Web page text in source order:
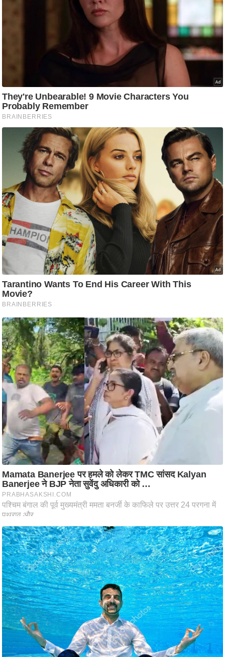
यि
मा
तृ
भू
स्तं
म
.
आ
र
.
ई
.
चा
प
र
स
मी
क्षा
ध
र्म
ज्यो
ति
ष
प्र
भु
म
हि
मा
/
ध
र्म
स्थ
ल
व्र
त
त्यो
र